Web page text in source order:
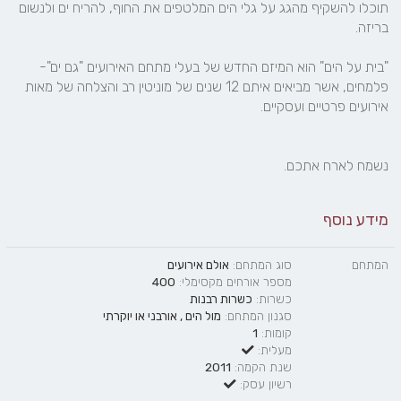
נשמח לארח אתכם.
מידע נוסף
המתחם סוג המתחם: אולם אירועים
מספר אורחים מקסימלי: 400
כשרות: כשרות רבנות
סגנון המתחם: מול הים, אורבני או יוקרתי
קומות: 1
מעלית:
שנת הקמה: 2011
רשיון עסק: